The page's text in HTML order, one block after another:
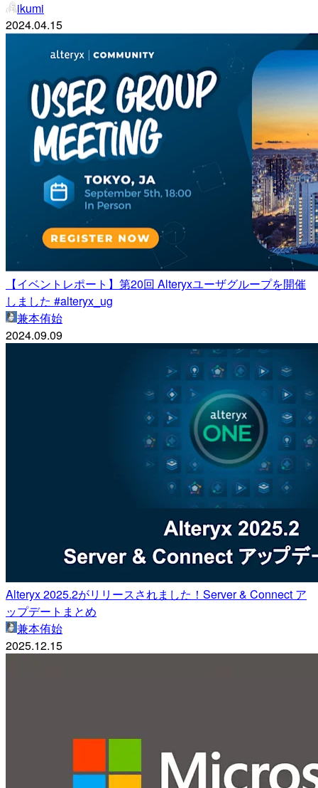
ikumi
2024.04.15
【イベントレポート】第20回 Alteryxユーザグループを開催
しました #alteryx_ug
兼本侑始
2024.09.09
Alteryx 2025.2がリリースされました！Server & Connect ア
ップデートまとめ
兼本侑始
2025.12.15